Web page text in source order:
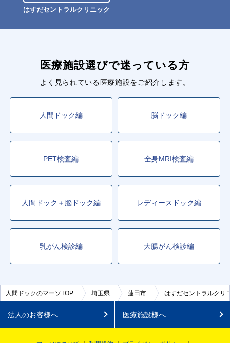
はすだセントラルクリニック
医療施設選びで迷っている方
よく見られている医療施設をご紹介します。
人間ドック編 脳ドック編
PET検査編 全身MRI検査編
人間ドック＋脳ドック編 レディースドック編
乳がん検診編 大腸がん検診編
人間ドックのマーソTOP 埼玉県 蓮田市 はすだセントラルクリ
法人のお客様へ 医療施設様へ